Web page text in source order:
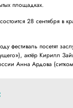
площадках.
28 сентября в
фестиваль посетят
актёр Кирилл
Анна Ардова